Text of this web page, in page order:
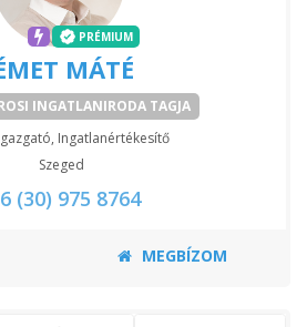
PRÉMIUM
MÁTÉ
INGATLANIRODA TAGJA
Ingatlanértékesítő
Szeged
(30) 975 8764
MEGBÍZOM